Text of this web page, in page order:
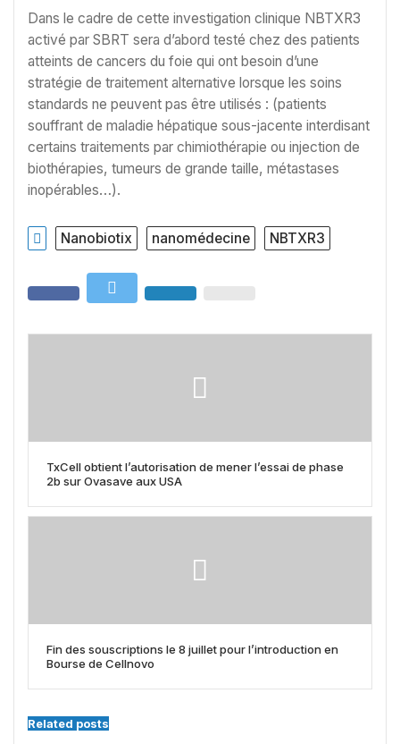
Dans le cadre de cette investigation clinique NBTXR3
activé par SBRT sera d’abord testé chez des patients
atteints de cancers du foie qui ont besoin d’une
stratégie de traitement alternative lorsque les soins
standards ne peuvent pas être utilisés : (patients
souffrant de maladie hépatique sous-jacente interdisant
certains traitements par chimiothérapie ou injection de
biothérapies, tumeurs de grande taille, métastases
inopérables…).
Nanobiotix nanomédecine NBTXR3
TxCell obtient l’autorisation de mener l’essai de phase
2b sur Ovasave aux USA
Fin des souscriptions le 8 juillet pour l’introduction en
Bourse de Cellnovo
Related posts